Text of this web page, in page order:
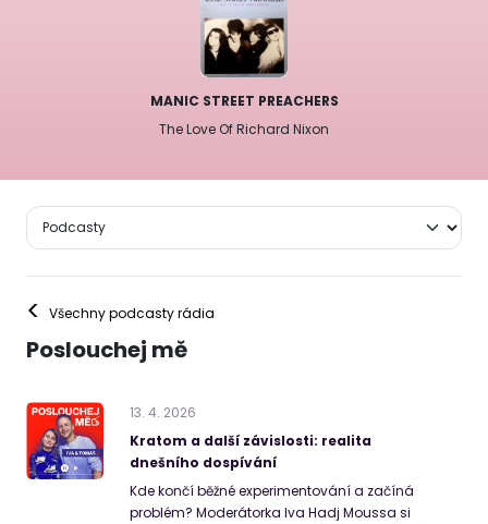
MANIC STREET PREACHERS
The Love Of Richard Nixon
< Všechny podcasty rádia
Poslouchej mě
13. 4. 2026
Kratom a další závislosti: realita
dnešního dospívání
Kde končí běžné experimentování a začíná
problém? Moderátorka Iva Hadj Moussa si